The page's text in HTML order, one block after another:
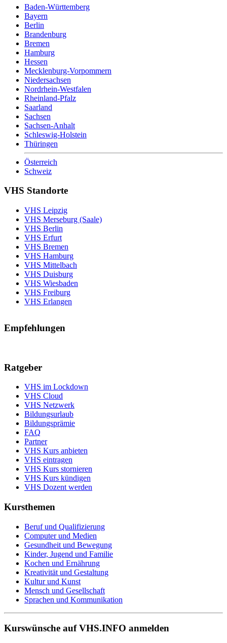
Baden-Württemberg
Bayern
Berlin
Brandenburg
Bremen
Hamburg
Hessen
Mecklenburg-Vorpommern
Niedersachsen
Nordrhein-Westfalen
Rheinland-Pfalz
Saarland
Sachsen
Sachsen-Anhalt
Schleswig-Holstein
Thüringen
Österreich
Schweiz
VHS Standorte
VHS Leipzig
VHS Merseburg (Saale)
VHS Berlin
VHS Erfurt
VHS Bremen
VHS Hamburg
VHS Mittelbach
VHS Duisburg
VHS Wiesbaden
VHS Freiburg
VHS Erlangen
Empfehlungen
Ratgeber
VHS im Lockdown
VHS Cloud
VHS Netzwerk
Bildungsurlaub
Bildungsprämie
FAQ
Partner
VHS Kurs anbieten
VHS eintragen
VHS Kurs stornieren
VHS Kurs kündigen
VHS Dozent werden
Kursthemen
Beruf und Qualifizierung
Computer und Medien
Gesundheit und Bewegung
Kinder, Jugend und Familie
Kochen und Ernährung
Kreativität und Gestaltung
Kultur und Kunst
Mensch und Gesellschaft
Sprachen und Kommunikation
Kurswünsche auf VHS.INFO anmelden